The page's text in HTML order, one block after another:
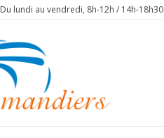
Du lundi au vendredi, 8h-12h / 14h-